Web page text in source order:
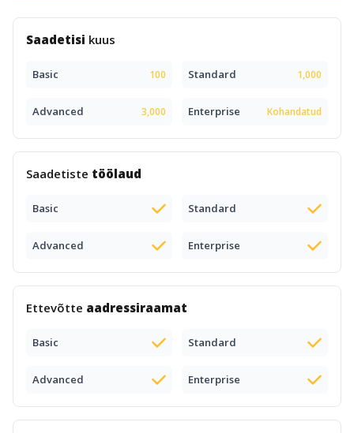
Saadetisi kuus
Basic 100 Standard 1,000
Advanced 3,000 Enterprise Kohandatud
Saadetiste töölaud
Basic Standard
Advanced Enterprise
Ettevõtte aadressiraamat
Basic Standard
Advanced Enterprise